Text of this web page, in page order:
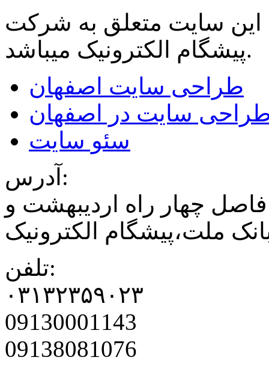
این سایت متعلق به شرکت
پیشگام الکترونیکمیباشد.
طراحی سایت اصفهان
سایت در اصفهان
سئو سایت
آدرس:
چهار راه اردیبهشت و
ملت،پیشگام الکترونیک
تلفن:
۰۳۱۳۲۳۵۹۰۲۳
09130001143
09138081076